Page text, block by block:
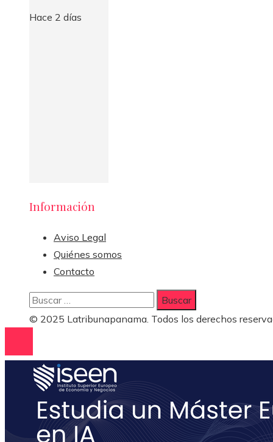
Hace 2 días
Información
Aviso Legal
Quiénes somos
Contacto
Buscar:
© 2025 Latribunapanama. Todos los derechos